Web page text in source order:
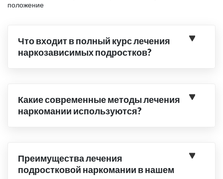
положение
Что входит в полный курс лечения
наркозависимых подростков?
Какие современные методы лечения
наркомании используются?
Преимущества лечения
подростковой наркомании в нашем